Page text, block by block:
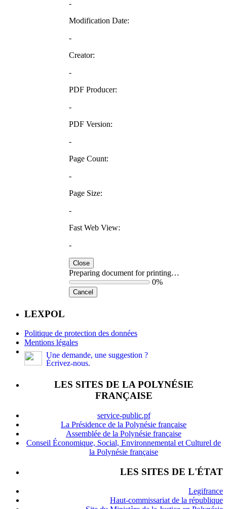
-
Modification Date:
-
Creator:
-
PDF Producer:
-
PDF Version:
-
Page Count:
-
Page Size:
-
Fast Web View:
-
Close
Preparing document for printing…
0%
Cancel
LEXPOL
Politique de protection des données
Mentions légales
Une demande, une suggestion ?
Écrivez-nous.
LES SITES DE LA POLYNÉSIE
FRANÇAISE
service-public.pf
La Présidence de la Polynésie française
Assemblée de la Polynésie française
Conseil Économique, Social, Environnemental et Culturel de
la Polynésie française
LES SITES DE L'ÉTAT
Legifrance
Haut-commissariat de la république